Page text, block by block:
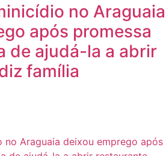
no Araguaia
após promessa
de ajudá-la a abrir
família